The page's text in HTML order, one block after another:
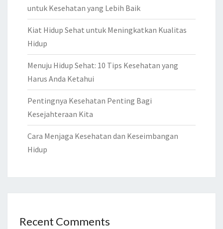
untuk Kesehatan yang Lebih Baik
Kiat Hidup Sehat untuk Meningkatkan Kualitas
Hidup
Menuju Hidup Sehat: 10 Tips Kesehatan yang
Harus Anda Ketahui
Pentingnya Kesehatan Penting Bagi
Kesejahteraan Kita
Cara Menjaga Kesehatan dan Keseimbangan
Hidup
Recent Comments